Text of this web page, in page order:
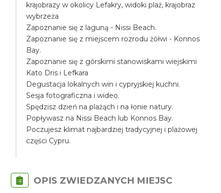
krajobrazy w okolicy Lefakry, widoki plaż, krajobraz
wybrzeża
Zapoznanie się z laguną - Nissi Beach.
Zapoznanie się z miejscem rozrodu żółwi - Konnos
Bay.
Zapoznanie się z górskimi stanowiskami wiejskimi
Kato Dris i Lefkara
Degustacja lokalnych win i cypryjskiej kuchni.
Sesja fotograficzna i wideo.
Spędzisz dzień na plażąch i na łonie natury.
Popływasz na Nissi Beach lub Konnos Bay.
Poczujesz klimat najbardziej tradycyjnej i plażowej
części Cypru.
OPIS ZWIEDZANYCH MIEJSC